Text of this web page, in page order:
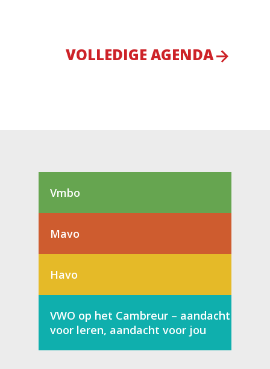
VOLLEDIGE AGENDA
Vmbo
Mavo
Havo
VWO op het Cambreur – aandacht
voor leren, aandacht voor jou